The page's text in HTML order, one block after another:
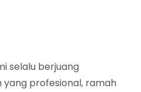
selalu berjuang
profesional, ramah